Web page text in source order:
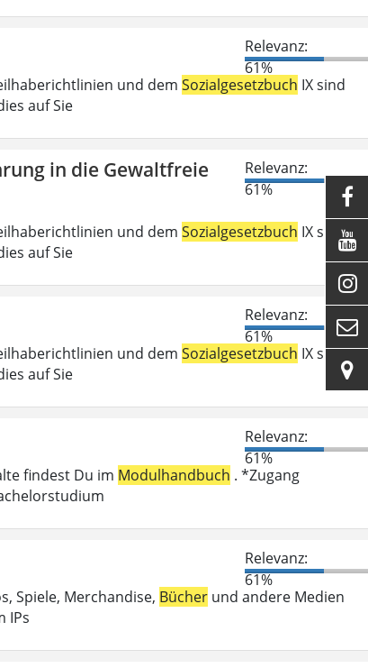
Relevanz:
61%
und dem Sozialgesetzbuch IX sind
auf Sie
in die Gewaltfreie
Relevanz:
61%
und dem Sozialgesetzbuch IX sind
auf Sie
Relevanz:
61%
und dem Sozialgesetzbuch IX sind
auf Sie
Relevanz:
61%
findest Du im Modulhandbuch . *Zugang
Relevanz:
61%
Spiele, Merchandise, Bücher und andere Medien
IPs




